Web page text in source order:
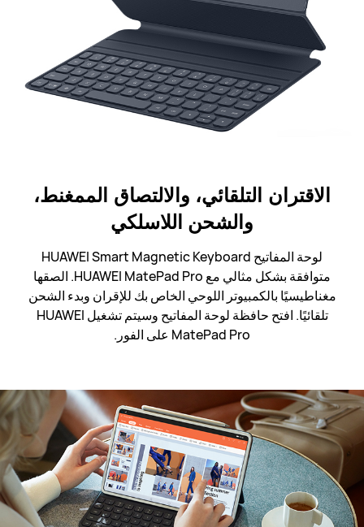
الاقتران التلقائي، والالتصاق الممغنط،
والشحن اللاسلكي
لوحة المفاتيح HUAWEI Smart Magnetic Keyboard
متوافقة بشكل مثالي مع HUAWEI MatePad Pro. الصقها
مغناطيسيًا بالكمبيوتر اللوحي الخاص بك للإقران وبدء الشحن
تلقائيًا. افتح حافظة لوحة المفاتيح وسيتم تشغيل HUAWEI
MatePad Pro على الفور.